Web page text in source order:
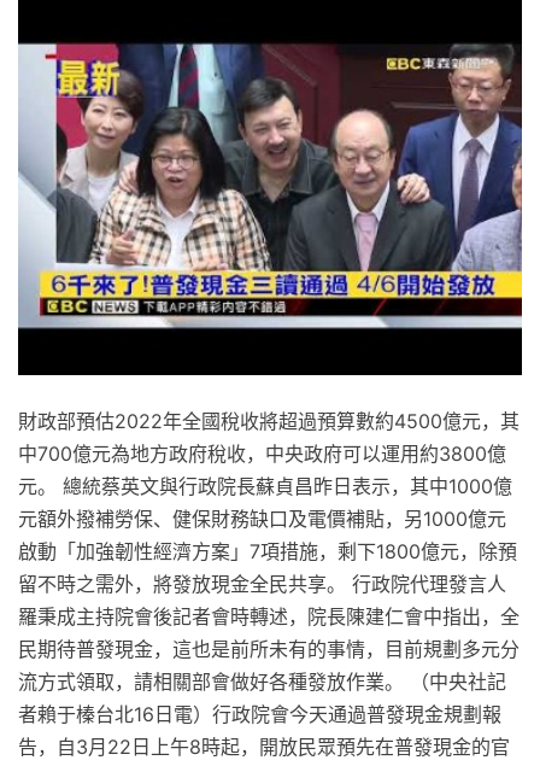
財政部預估2022年全國稅收將超過預算數約4500億元，其
中700億元為地方政府稅收，中央政府可以運用約3800億
元。 總統蔡英文與行政院長蘇貞昌昨日表示，其中1000億
元額外撥補勞保、健保財務缺口及電價補貼，另1000億元
啟動「加強韌性經濟方案」7項措施，剩下1800億元，除預
留不時之需外，將發放現金全民共享。 行政院代理發言人
羅秉成主持院會後記者會時轉述，院長陳建仁會中指出，全
民期待普發現金，這也是前所未有的事情，目前規劃多元分
流方式領取，請相關部會做好各種發放作業。 （中央社記
者賴于榛台北16日電）行政院會今天通過普發現金規劃報
告，自3月22日上午8時起，開放民眾預先在普發現金的官